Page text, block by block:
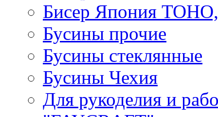
Бисер Япония
Бусины прочие
Бусины стеклянные
Бусины Чехия
Для рукоделия и